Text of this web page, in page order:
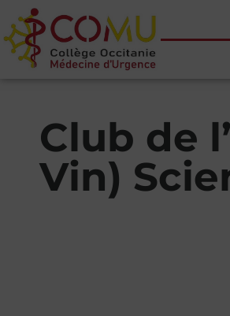
Club de
Vin)